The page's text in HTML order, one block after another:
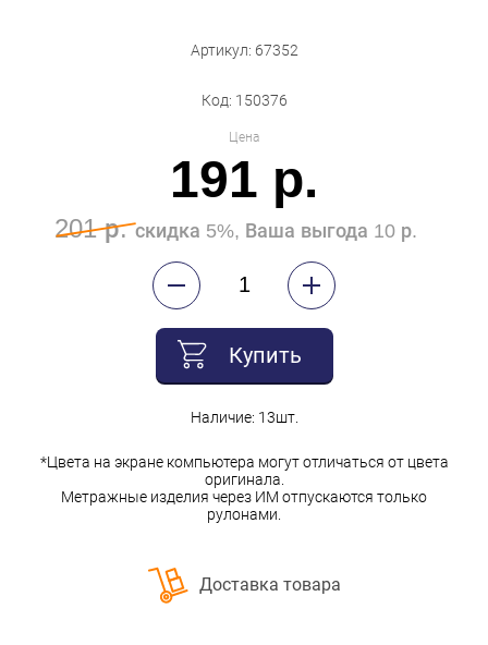
Обувь для дома и дачиАртикул: 67352
Код: 150376
Цена
191 р.
201 р.скидка 5%, Ваша выгода 10 р.
Купить
Наличие: 13шт.
*Цвета на экране компьютера могут отличаться от цвета
оригинала.
Метражные изделия через ИМ отпускаются только
рулонами.
Доставка товара